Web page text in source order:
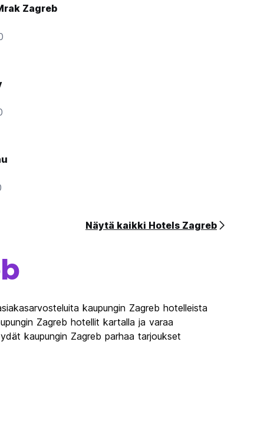
Zagreb
Näytä kaikki Hotels Zagreb
kaupungin Zagreb hotelleista
Zagreb hotellit kartalla ja varaa
kaupungin Zagreb parhaa tarjoukset